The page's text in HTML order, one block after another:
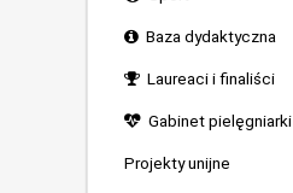
Baza dydaktyczna
Laureaci i finaliści
Gabinet pielęgniarki
Projekty unijne